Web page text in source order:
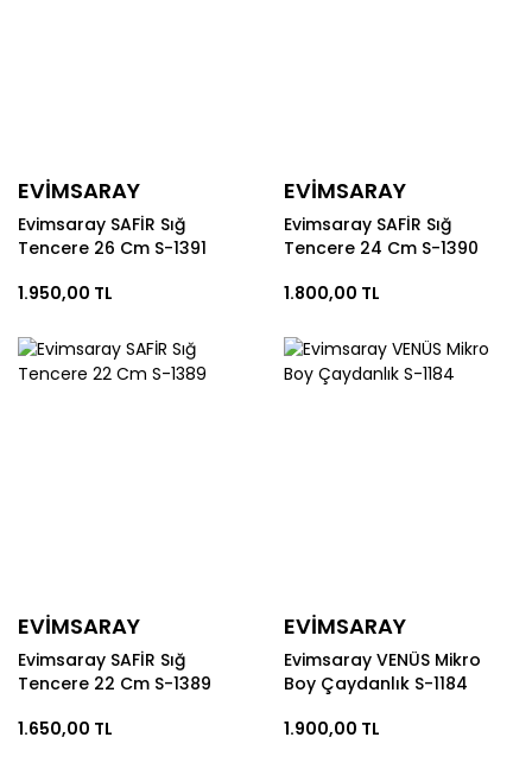
EVİMSARAY
Evimsaray SAFİR Sığ
Tencere 26 Cm S-1391
1.950,00 TL
EVİMSARAY
Evimsaray SAFİR Sığ
Tencere 24 Cm S-1390
1.800,00 TL
EVİMSARAY
Evimsaray SAFİR Sığ
Tencere 22 Cm S-1389
1.650,00 TL
EVİMSARAY
Evimsaray VENÜS Mikro
Boy Çaydanlık S-1184
1.900,00 TL